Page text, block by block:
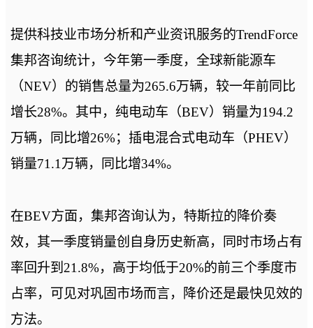
提供科技业市场分析和产业资讯服务的TrendForce
集邦咨询统计，今年第一季度，全球新能源车
（NEV）的销售总量为265.6万辆，较一年前同比
增长28%。其中，纯电动车（BEV）销量为194.2
万辆，同比增26%；插电混合式电动车（PHEV）
销量71.1万辆，同比增34%。
在BEV方面，集邦咨询认为，特斯拉的降价奏
效，其一季度销量创自身历史新高，同时市场占有
率回升到21.8%，高于均低于20%的前三个季度市
占率，可见对巩固市场而言，降价还是最快见效的
方法。